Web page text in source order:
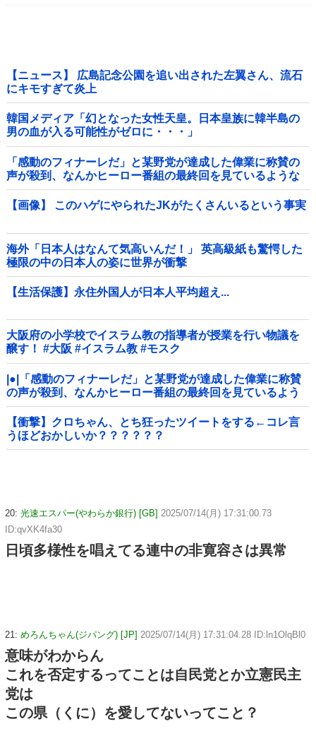
【ニュース】 広島記念公園を追い出された左翼さん、流石
にキモすぎて炎上
韓国メディア「幻となった女性天皇。日本皇族に韓半島の
男の血が入る可能性がゼロに・・・」
「感動のフィナーレだ」と某野党が達成した偉業に称賛の
声が殺到、なんかヒーロー番組の最終回を見ているような
気分に……他
【画像】 このハゲにやられたJKがたくさんいるという事実
海外「日本人はなんて気高いんだ！」 英高級紙も驚愕した
極限の中の日本人の姿に世界が衝撃
【生活保護】永住外国人が日本人平均超え...
大阪府の小学校でイスラム教の指導者が授業を行い物議を
醸す！ #大阪 #イスラム教 #モスク
|●|「感動のフィナーレだ」と某野党が達成した偉業に称賛
の声が殺到、なんかヒーロー番組の最終回を見ているよう
な気分に……
【衝撃】クロちゃん、とち狂ったツイートをする←コレ言
うほどおかしいか？？？？？？
20: 光速エスパー(やわらか銀行) [GB] 2025/07/14(月) 17:31:00.73
ID:qvXK4fa30
日頃多様性を唱えてる連中の非寛容さは異常
21: めろんちゃん(ジパング) [JP] 2025/07/14(月) 17:31:04.28 ID:ln1OlqBl0
意味がわからん
これを否定するってことは自民党とか立憲民主
党は
この県（くに）を愛してないってこと？